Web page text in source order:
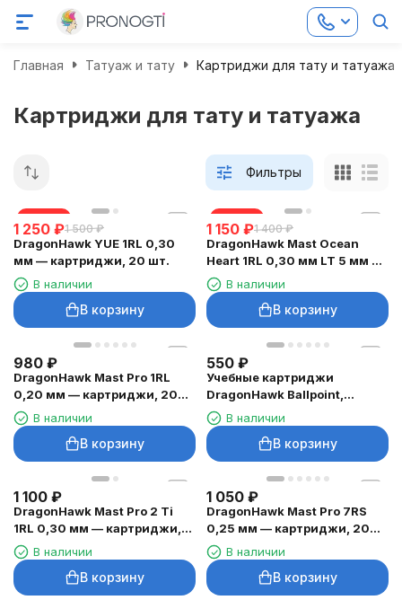
Главная Татуаж и тату Картриджи для тату и татуажа
Картриджи для тату и татуажа
Фильтры
скидка
1 250 ₽1 500 ₽
DragonHawk YUE 1RL 0,30
мм — картриджи, 20 шт.
В наличии
В корзину
скидка
1 150 ₽1 400 ₽
DragonHawk Mast Ocean
Heart 1RL 0,30 мм LT 5 мм —
картриджи, 20 шт.
В наличии
В корзину
980 ₽
DragonHawk Mast Pro 1RL
0,20 мм — картриджи, 20
шт.В наличии
В корзину
550 ₽
Учебные картриджи
DragonHawk Ballpoint,
чёрные, 0,5 мм — 10 шт.
В наличии
В корзину
1 100 ₽
DragonHawk Mast Pro 2 Ti
1RL 0,30 мм — картриджи,
20 шт.В наличии
В корзину
1 050 ₽
DragonHawk Mast Pro 7RS
0,25 мм — картриджи, 20
шт.В наличии
В корзину